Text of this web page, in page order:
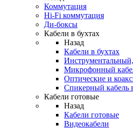
Коммутация
Hi-Fi коммутация
Ди-боксы
Кабели в бухтах
Назад
Кабели в бухтах
Микрофонный
Оптические и
Спикерный кабель
Кабели готовые
Назад
Кабели готовые
Видеокабели